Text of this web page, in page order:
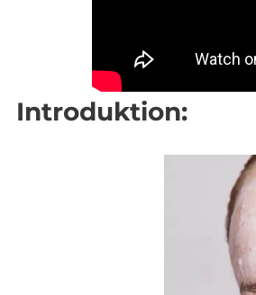
Introduktion: